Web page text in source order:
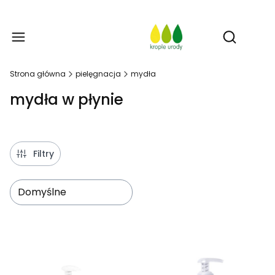
Otwórz
Strona główna pielęgnacja mydła
mydła w płynie
Filtry
Domyślne